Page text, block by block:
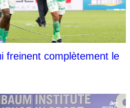
freinent complètement le